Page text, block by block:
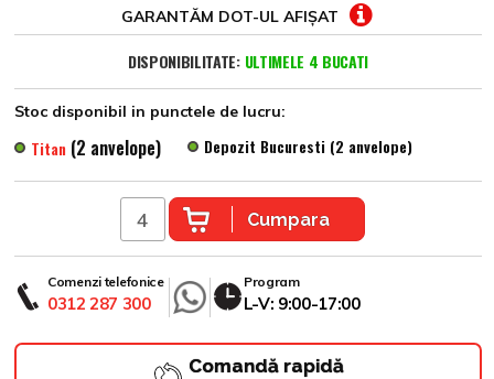
GARANTĂM DOT-UL AFIȘAT
DISPONIBILITATE: ULTIMELE 4 BUCATI
Stoc disponibil in punctele de lucru:
Titan (2 anvelope) Depozit Bucuresti (2 anvelope)
Cumpara
Comenzi telefonice
0312 287 300
Program
L-V: 9:00-17:00
Comandă rapidă